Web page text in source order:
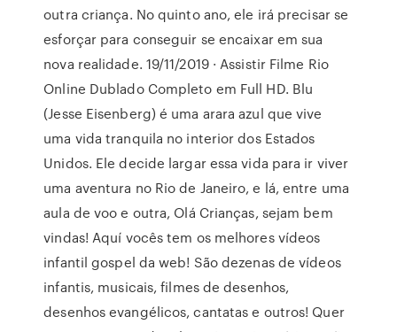
outra criança. No quinto ano, ele irá precisar se
esforçar para conseguir se encaixar em sua
nova realidade. 19/11/2019 · Assistir Filme Rio
Online Dublado Completo em Full HD. Blu
(Jesse Eisenberg) é uma arara azul que vive
uma vida tranquila no interior dos Estados
Unidos. Ele decide largar essa vida para ir viver
uma aventura no Rio de Janeiro, e lá, entre uma
aula de voo e outra, Olá Crianças, sejam bem
vindas! Aquí vocês tem os melhores vídeos
infantil gospel da web! São dezenas de vídeos
infantis, musicais, filmes de desenhos,
desenhos evangélicos, cantatas e outros! Quer